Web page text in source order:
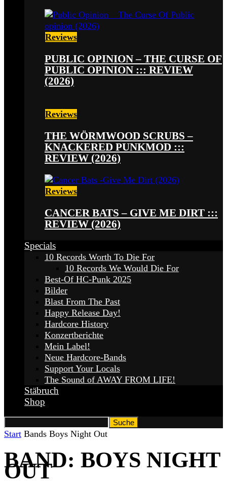
Reviews
PUBLIC OPINION – THE CURSE OF
PUBLIC OPINION ::: REVIEW
(2026)
Reviews
THE WÖRMWOOD SCRUBS –
KNACKERED PUNKMOD :::
REVIEW (2026)
Reviews
CANCER BATS – GIVE ME DIRT :::
REVIEW (2026)
Specials
10 Records Worth To Die For
10 Records We Would Die For
Best-Of HC-Punk 2025
Bilder
Blast From The Past
Happy Release Day!
Hardcore History
Konzertberichte
Mein Label!
Neue Hardcore-Bands
Support Your Locals
The Sound of AWAY FROM LIFE!
Stäbruch
Shop
Start Bands Boys Night Out
BAND: BOYS NIGHT
OUT